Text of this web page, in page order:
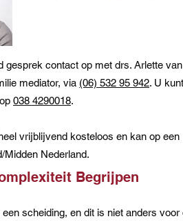
gesprek contact op met drs. Arlette van
mediator, via (06) 532 95 942. U kunt
038 4290018.
vrijblijvend kosteloos en kan op een
Midden Nederland.
Begrijpen
scheiding, en dit is niet anders